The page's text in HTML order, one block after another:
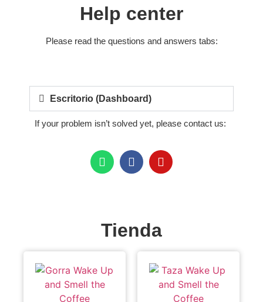
Help center
Please read the questions and answers tabs:
Escritorio (Dashboard)
If your problem isn’t solved yet, please contact us:
Tienda